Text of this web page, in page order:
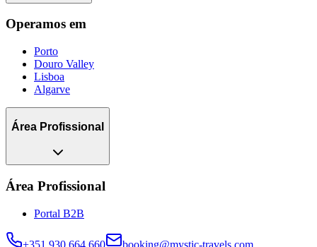
Operamos em
Porto
Douro Valley
Lisboa
Algarve
Área Profissional
Área Profissional
Portal B2B
+351 930 664 660 booking@mystic-travels.com